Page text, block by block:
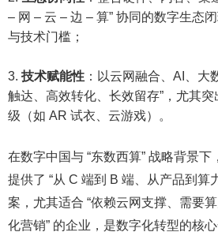
– 网 – 云 – 边 – 算” 协同的数字生态
与技术门槛；​
技术赋能性 ：以云网融合、AI、大
触达、高效转化、长效留存”，尤其
级（如 AR 试衣、云游戏）。​
在数字中国与 “东数西算” 战略背景
提供了 “从 C 端到 B 端、从产品到算
案，尤其适合 “依赖云网支撑、需要
化营销” 的企业，是数字化转型的核心